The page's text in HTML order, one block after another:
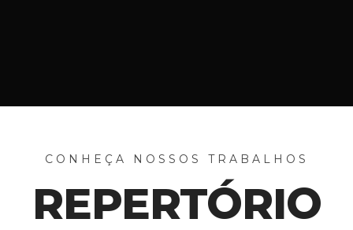
CONHEÇA NOSSOS TRABALHOS
REPERTÓRIO